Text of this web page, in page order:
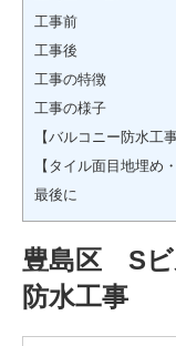
工事前
工事後
工事の特徴
工事の様子
【バルコニー防水工事
【タイル面目地埋め
最後に
豊島区 Sビ
防水工事